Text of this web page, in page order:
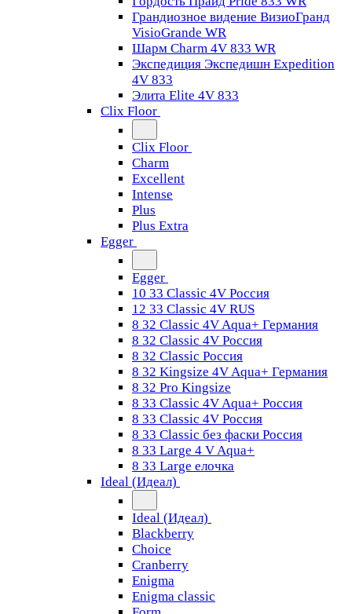
Грандиозное видение ВизиоГранд
VisioGrande WR
Шарм Charm 4V 833 WR
Экспедиция Экспедишн Expedition
4V 833
Элита Elite 4V 833
Clix Floor
Clix Floor
Charm
Excellent
Intense
Plus
Plus Extra
Egger
Egger
10 33 Classic 4V Россия
12 33 Classic 4V RUS
8 32 Classic 4V Aqua+ Германия
8 32 Classic 4V Россия
8 32 Classic Россия
8 32 Kingsize 4V Aqua+ Германия
8 32 Pro Kingsize
8 33 Classic 4V Aqua+ Россия
8 33 Classic 4V Россия
8 33 Classic без фаски Россия
8 33 Large 4 V Aqua+
8 33 Large елочка
Ideal (Идеал)
Ideal (Идеал)
Blackberry
Choice
Cranberry
Enigma
Enigma classic